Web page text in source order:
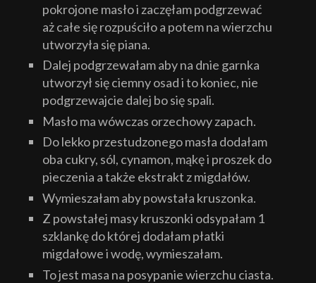
pokrojone masło i zaczęłam podgrzewać
aż całe się rozpuściło a potem na wierzchu
utworzyła się piana.
Dalej podgrzewałam aby na dnie garnka
utworzył się ciemny osad i to koniec, nie
podgrzewajcie dalej bo się spali.
Masło ma wówczas orzechowy zapach.
Do lekko przestudzonego masła dodałam
oba cukry, sól, cynamon, mąkę i proszek do
pieczenia a także ekstrakt z migdałów.
Wymieszałam aby powstała kruszonka.
Z powstałej masy kruszonki odsypałam 1
szklankę do której dodałam płatki
migdałowe i wodę, wymieszałam.
To jest masa na posypanie wierzchu ciasta.